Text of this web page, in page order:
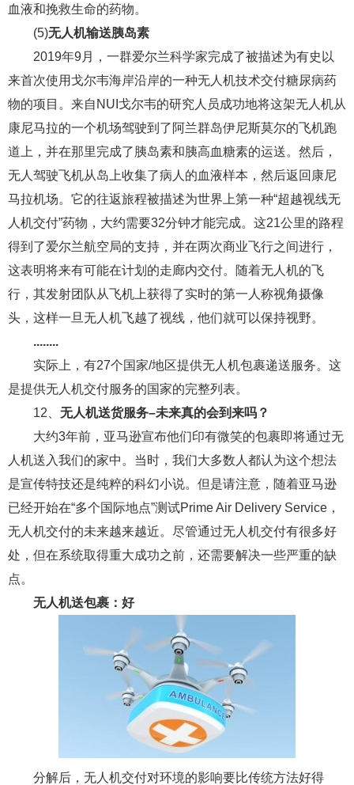
血液和挽救生命的药物。
(5)无人机输送胰岛素
2019年9月，一群爱尔兰科学家完成了被描述为有史以
来首次使用戈尔韦海岸沿岸的一种无人机技术交付糖尿病药
物的项目。来自NUI戈尔韦的研究人员成功地将这架无人机从
康尼马拉的一个机场驾驶到了阿兰群岛伊尼斯莫尔的飞机跑
道上，并在那里完成了胰岛素和胰高血糖素的运送。然后，
无人驾驶飞机从岛上收集了病人的血液样本，然后返回康尼
马拉机场。它的往返旅程被描述为世界上第一种“超越视线无
人机交付”药物，大约需要32分钟才能完成。这21公里的路程
得到了爱尔兰航空局的支持，并在两次商业飞行之间进行，
这表明将来有可能在计划的走廊内交付。随着无人机的飞
行，其发射团队从飞机上获得了实时的第一人称视角摄像
头，这样一旦无人机飞越了视线，他们就可以保持视野。
........
实际上，有27个国家/地区提供无人机包裹递送服务。这
是提供无人机交付服务的国家的完整列表。
12、 无人机送货服务–未来真的会到来吗？
大约3年前，亚马逊宣布他们印有微笑的包裹即将通过无
人机送入我们的家中。当时，我们大多数人都认为这个想法
是宣传特技还是纯粹的科幻小说。但是请注意，随着亚马逊
已经开始在“多个国际地点”测试Prime Air Delivery Service，
无人机交付的未来越来越近。尽管通过无人机交付有很多好
处，但在系统取得重大成功之前，还需要解决一些严重的缺
点。
无人机送包裹：好
分解后，无人机交付对环境的影响要比传统方法好得